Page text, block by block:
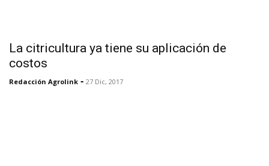
La citricultura ya tiene su aplicación de
costos
Redacción Agrolink - 27 Dic, 2017